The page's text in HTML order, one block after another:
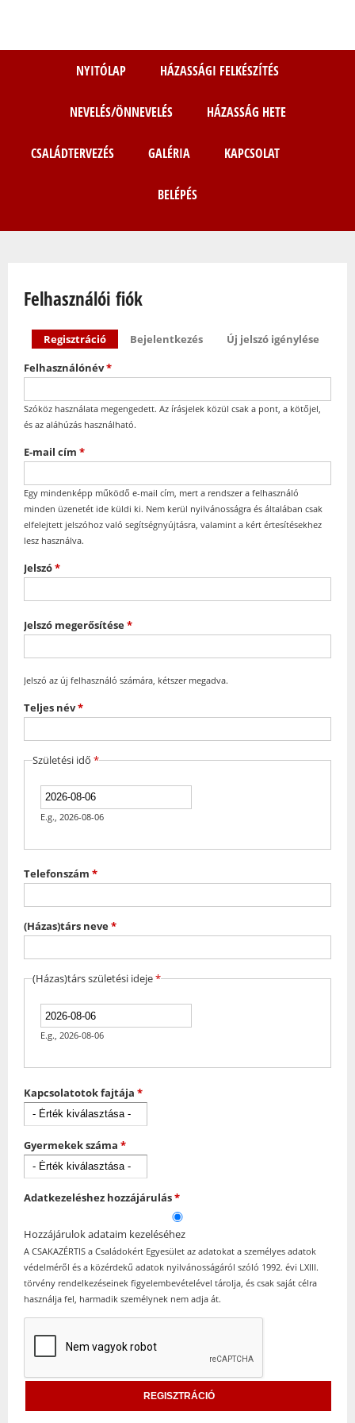
NYITÓLAP HÁZASSÁGI FELKÉSZÍTÉS
NEVELÉS/ÖNNEVELÉS HÁZASSÁG HETE
CSALÁDTERVEZÉS GALÉRIA KAPCSOLAT
BELÉPÉS
Felhasználói fiók
Elsődleges fülek
Regisztráció (aktív fül)
Bejelentkezés
Új jelszó igénylése
Felhasználónév*
Szóköz használata megengedett. Az írásjelek közül csak a pont, a kötőjel,
és az aláhúzás használható.
E-mail cím *
Egy mindenképp működő e-mail cím, mert a rendszer a felhasználó
minden üzenetét ide küldi ki. Nem kerül nyilvánosságra és általában csak
elfelejtett jelszóhoz való segítségnyújtásra, valamint a kért értesítésekhez
lesz használva.
Jelszó*
Jelszó megerősítése*
Jelszó az új felhasználó számára, kétszer megadva.
Teljes név*
Születési idő *
Date*
E.g., 2026-08-06
Telefonszám *
(Házas)társ neve*
(Házas)társ születési ideje*
Date *
E.g., 2026-08-06
Kapcsolatotok fajtája *
Gyermekek száma *
Adatkezeléshez hozzájárulás*
Hozzájárulok adataim kezeléséhez
A CSAKAZÉRTIS a Családokért Egyesület az adatokat a személyes adatok
védelméről és a közérdekű adatok nyilvánosságáról szóló 1992. évi LXIII.
törvény rendelkezéseinek figyelembevételével tárolja, és csak saját célra
használja fel, harmadik személynek nem adja át.